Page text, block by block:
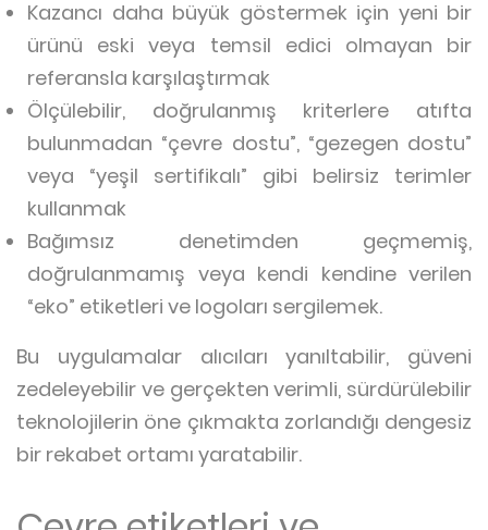
Kazancı daha büyük göstermek için yeni bir
ürünü eski veya temsil edici olmayan bir
referansla karşılaştırmak
Ölçülebilir, doğrulanmış kriterlere atıfta
bulunmadan “çevre dostu”, “gezegen dostu”
veya “yeşil sertifikalı” gibi belirsiz terimler
kullanmak
Bağımsız denetimden geçmemiş,
doğrulanmamış veya kendi kendine verilen
“eko” etiketleri ve logoları sergilemek.
Bu uygulamalar alıcıları yanıltabilir, güveni
zedeleyebilir ve gerçekten verimli, sürdürülebilir
teknolojilerin öne çıkmakta zorlandığı dengesiz
bir rekabet ortamı yaratabilir.